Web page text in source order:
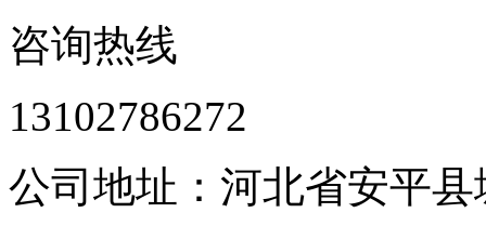
咨询热线
13102786272
公司地址：河北省安平